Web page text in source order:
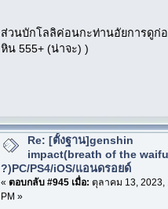
ส่วนบักโลลิค่อนกะท่านอัยการดูก่อ
หิน 555+ (น่าจะ) )
Re: [ตั้งฐาน]genshin
impact(breath of the waifu
?)PC/PS4/iOS/แอนดรอยด์
« ตอบกลับ #945 เมื่อ: ตุลาคม 13, 2023,
PM »